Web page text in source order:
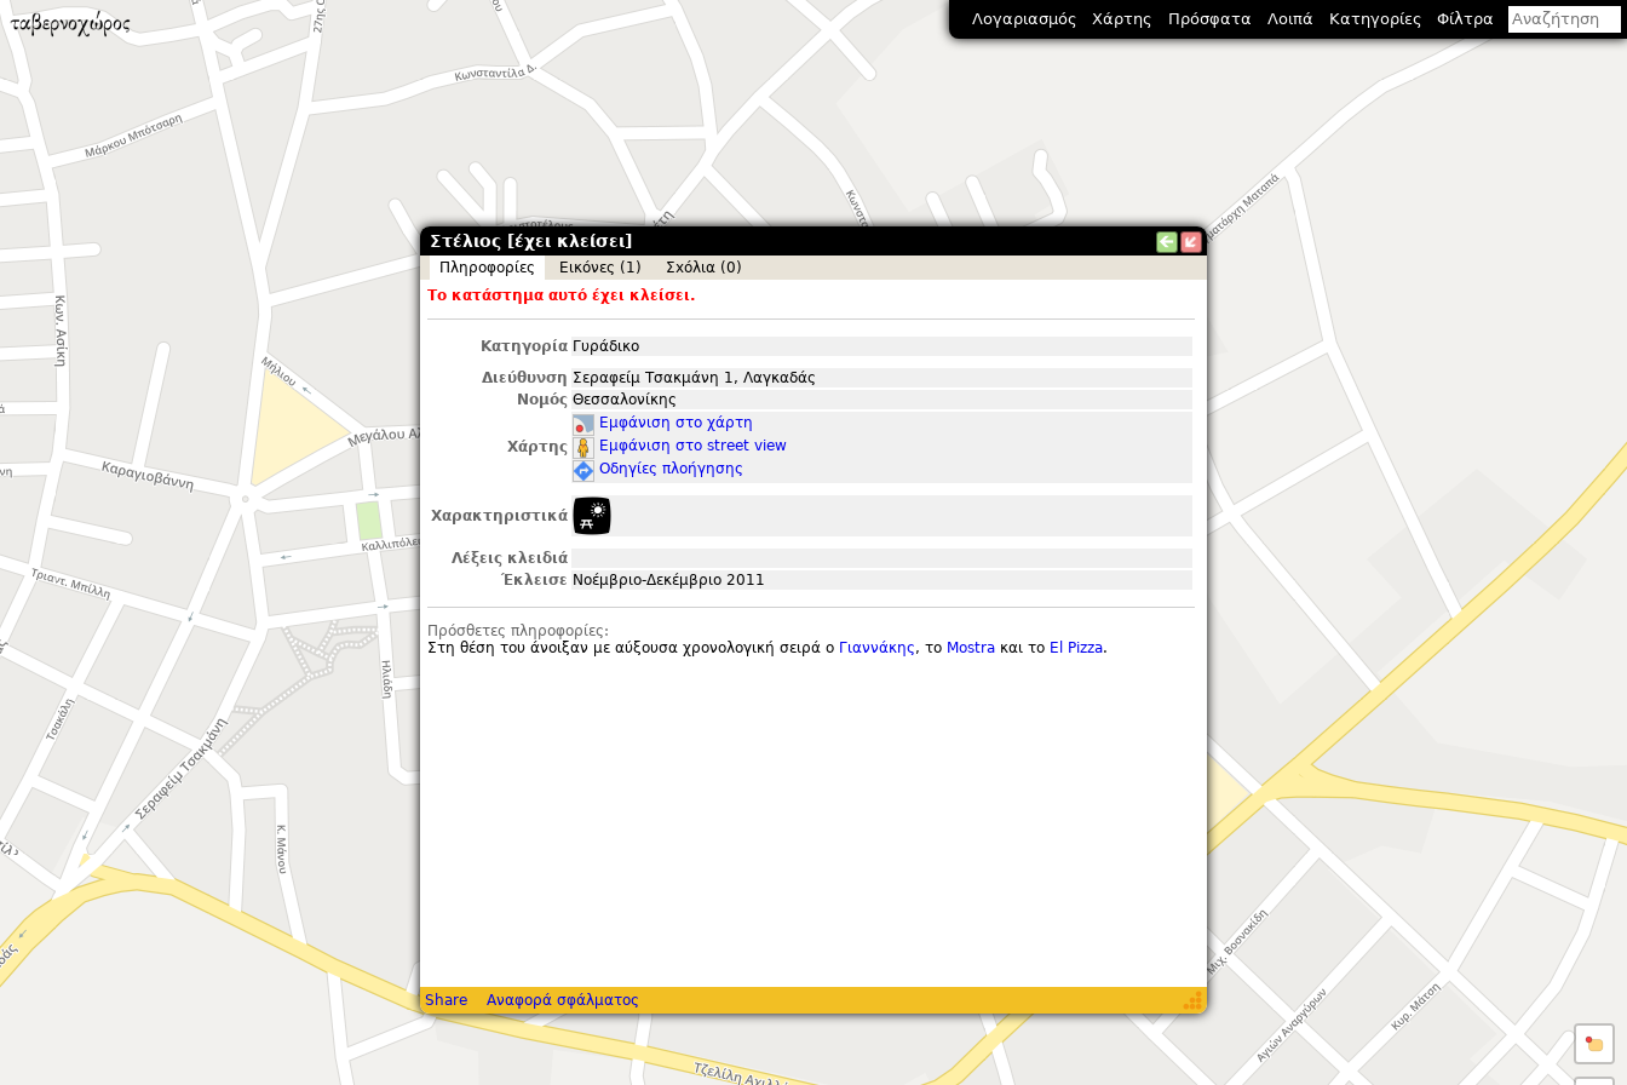
Στέλιος [έχει κλείσει]
Πληροφορίες Εικόνες (1)
Σxόλια (0)
Το κατάστημα αυτό έχει κλείσει.
Κατηγορία Γυράδικο
Διεύθυνση Σεραφείμ Τσακμάνη 1, Λαγκαδάς
Νομός Θεσσαλονίκης
Χάρτης
Εμφάνιση στο χάρτη
Εμφάνιση στο street view
Οδηγίες πλοήγησης
Χαρακτηριστικά
Λέξεις κλειδιά
Έκλεισε Νοέμβριο-Δεκέμβριο 2011
Πρόσθετες πληροφορίες:
Στη θέση του άνοιξαν με αύξουσα χρονολογική σειρά ο Γιαννάκης, το Mostra και το El Pizza.
Share Αναφορά σφάλματος
Λογαριασμός Χάρτης Πρόσφατα Λοιπά Κατηγορίες Φίλτρα